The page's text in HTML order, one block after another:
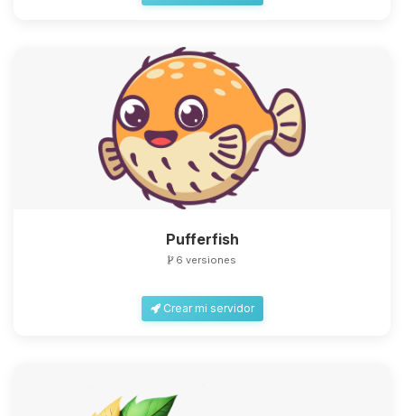
Pufferfish
6 versiones
Crear mi servidor
hablar! Soy Choupy, tu pequeno
que necesitas y moveré mis
pequenos circuitos para ayudarte.
09/08/2026 11:00